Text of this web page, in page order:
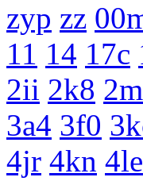
zyp zz
11 14 17c
2ii 2k8
3a4 3f0
4jr 4kn 4le